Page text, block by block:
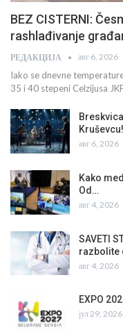
BEZ CISTERNI:
rashlađivanje
РЕДАКЦИЈА авг 6, 2026
Iako se dnevne
35 i 40 stepeni Celzijusa
авг 6, 2026
Kako
Od…
авг 4, 2026
SAVETI
razbolite
авг 4, 2026
EXPO
јул 29, 2026